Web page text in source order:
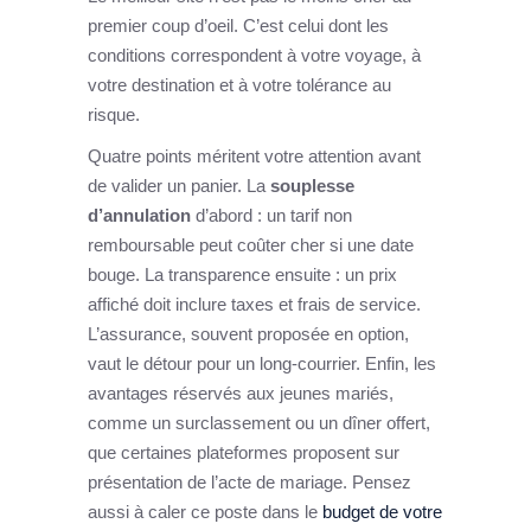
premier coup d’oeil. C’est celui dont les
conditions correspondent à votre voyage, à
votre destination et à votre tolérance au
risque.
Quatre points méritent votre attention avant
de valider un panier. La souplesse
d’annulation d’abord : un tarif non
remboursable peut coûter cher si une date
bouge. La transparence ensuite : un prix
affiché doit inclure taxes et frais de service.
L’assurance, souvent proposée en option,
vaut le détour pour un long-courrier. Enfin, les
avantages réservés aux jeunes mariés,
comme un surclassement ou un dîner offert,
que certaines plateformes proposent sur
présentation de l’acte de mariage. Pensez
aussi à caler ce poste dans le budget de votre